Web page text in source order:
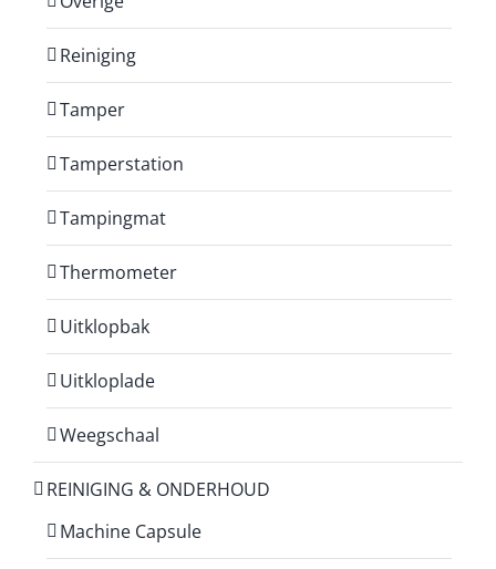
Reiniging
Tamper
Tamperstation
Tampingmat
Thermometer
Uitklopbak
Uitkloplade
Weegschaal
REINIGING & ONDERHOUD
Machine Capsule